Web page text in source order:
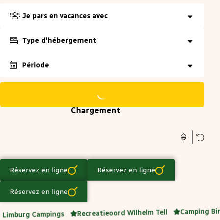
Réservez en ligne Réservez en ligne
Réservez en ligne
Je pars en vacances avec
Type d'hébergement
Période
Chargement
Limburg Campings Recreatieoord Wilhelm Tell Camping